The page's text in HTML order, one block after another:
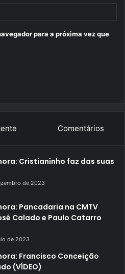
para a próxima vez que
Comentários
Cristianinho faz das suas
de 2023
Pancadaria na CMTV
Calado e Paulo Catarro
de 2023
Francisco Conceição
(VÍDEO)